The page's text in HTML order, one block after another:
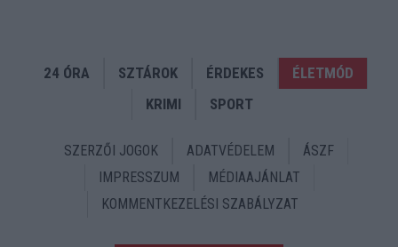
24 ÓRA SZTÁROK ÉRDEKES
ÉLETMÓD
KRIMI
SPORT
SZERZŐI JOGOK ADATVÉDELEM
ÁSZF
IMPRESSZUM
MÉDIAAJÁNLAT
KOMMENTKEZELÉSI SZABÁLYZAT